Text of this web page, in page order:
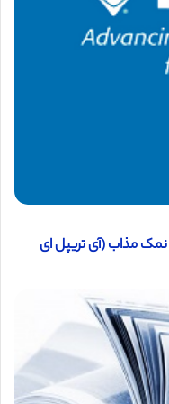
نمک مذاب (آی تریپل ای